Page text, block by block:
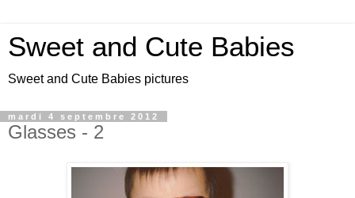
Sweet and Cute Babies
Sweet and Cute Babies pictures
mardi 4 septembre 2012
Glasses - 2